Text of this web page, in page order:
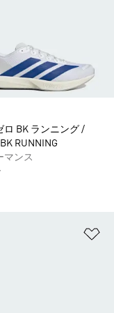
ロ BK ランニング /
RUNNING
マンス